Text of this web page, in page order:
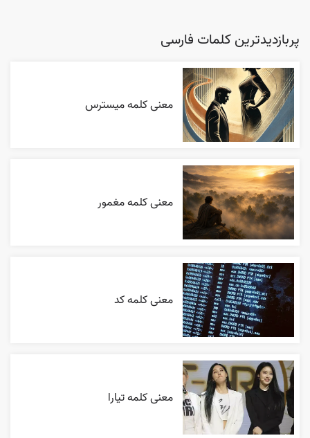
پربازدیدترین کلمات فارسی
معنی کلمه میسترس
معنی کلمه مغمور
معنی کلمه کد
معنی کلمه تیارا